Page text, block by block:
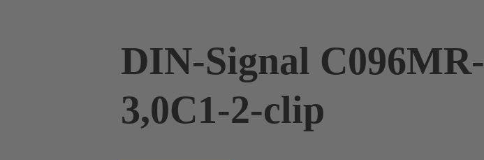
DIN-Signal C096MR-
3,0C1-2-clip